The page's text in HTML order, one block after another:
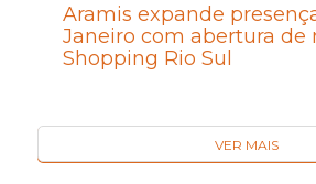
Aramis expande
Janeiro com abertura de
Shopping Rio Sul
VER MAIS